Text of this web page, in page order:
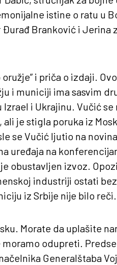
istine o ratu u
Branković i Jerina
i priča o izdaji.
i municiji ima sasvim
i Ukrajinu. Vučić
je stigla poruka iz
se Vučić ljutio na
uređaja na
obustavljen izvoz.
industriji ostati
iz Srbije nije bilo reči.
Morate da uplašite
odupreti.
Generalštaba